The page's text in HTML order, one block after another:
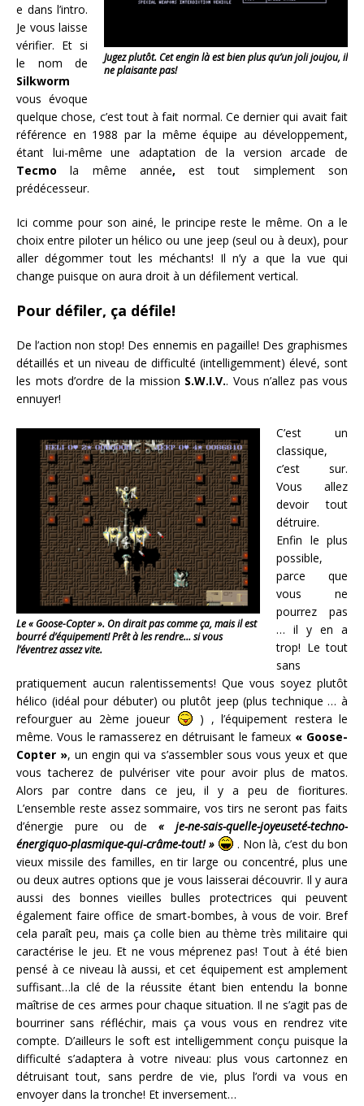
Jugez plutôt. Cet engin là est bien plus qu’un joli joujou, il
ne plaisante pas!
e dans l’intro.
Je vous laisse
vérifier. Et si
le nom de
Silkworm
vous évoque
quelque chose, c’est tout à fait normal. Ce dernier qui avait fait
référence en 1988 par la même équipe au développement,
étant lui-même une adaptation de la version arcade de
Tecmola même année,est tout simplement son
prédécesseur.
Ici comme pour son ainé, le principe reste le même. On a le
choix entre piloter un hélico ou une jeep (seul ou à deux), pour
aller dégommer tout les méchants! Il n’y a que la vue qui
change puisque on aura droit à un défilement vertical.
Pour défiler, ça défile!
De l’action non stop! Des ennemis en pagaille! Des graphismes
détaillés et un niveau de difficulté (intelligemment) élevé, sont
les mots d’ordre de la mission S.W.I.V.. Vous n’allez pas vous
ennuyer!
Le « Goose-Copter ». On dirait pas comme ça, mais il est
bourré d’équipement! Prêt à les rendre… si vous
l’éventrez assez vite.
C’est un
classique,
c’est sur.
Vous allez
devoir tout
détruire.
Enfin le plus
possible,
parce que
vous ne
pourrez pas
… il y en a
trop! Le tout
sans
pratiquement aucun ralentissements! Que vous soyez plutôt
hélico (idéal pour débuter) ou plutôt jeep (plus technique … à
refourguer au 2ème joueur
) , l’équipement restera le
même. Vous le ramasserez en détruisant le fameux « Goose-
Copter », un engin qui va s’assembler sous vous yeux et que
vous tacherez de pulvériser vite pour avoir plus de matos.
Alors par contre dans ce jeu, il y a peu de fioritures.
L’ensemble reste assez sommaire, vos tirs ne seront pas faits
d’énergie pure ou de« je-ne-sais-quelle-joyeuseté-techno-
énergiquo-plasmique-qui-crâme-tout! »
. Non là, c’est du bon
vieux missile des familles, en tir large ou concentré, plus une
ou deux autres options que je vous laisserai découvrir. Il y aura
aussi des bonnes vieilles bulles protectrices qui peuvent
également faire office de smart-bombes, à vous de voir. Bref
cela paraît peu, mais ça colle bien au thème très militaire qui
caractérise le jeu. Et ne vous méprenez pas! Tout à été bien
pensé à ce niveau là aussi, et cet équipement est amplement
suffisant…la clé de la réussite étant bien entendu la bonne
maîtrise de ces armes pour chaque situation. Il ne s’agit pas de
bourriner sans réfléchir, mais ça vous vous en rendrez vite
compte. D’ailleurs le soft est intelligemment conçu puisque la
difficulté s’adaptera à votre niveau: plus vous cartonnez en
détruisant tout, sans perdre de vie, plus l’ordi va vous en
envoyer dans la tronche! Et inversement…